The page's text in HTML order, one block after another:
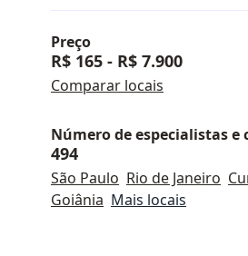
Preço
R$ 165 - R$ 7.900
Comparar locais
Número de especialistas e
494
São Paulo Rio de Janeiro
Goiânia Mais locais